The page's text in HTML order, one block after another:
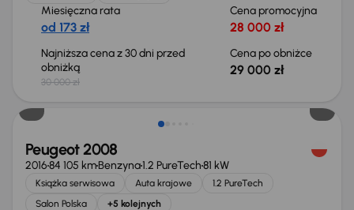
Miesięczna rata
od 173 zł
Cena promocyjna
28 000 zł
Najniższa cena z 30 dni przed
obniżką
30 000 zł
Cena po obniżce
29 000 zł
Taniej o 500 zł
Peugeot 2008
201684 105 kmBenzyna1.2 PureTech81 kW
Książka serwisowa Auta krajowe
1.2 PureTech
Salon Polska
+5 kolejnych